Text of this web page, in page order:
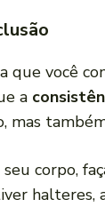
que você
a
mas
seu corpo,
halteres,